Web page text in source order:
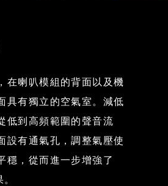
在喇叭模組的背面以及機
具有獨立的空氣室。減低
低到高頻範圍的聲音流
設有通氣孔，調整氣壓使
穩，從而進一步增強了